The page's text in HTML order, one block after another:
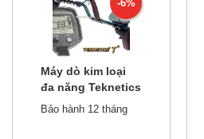
-6%
Máy dò kim loại
đa năng Teknetics
T2
Bảo hành 12 tháng